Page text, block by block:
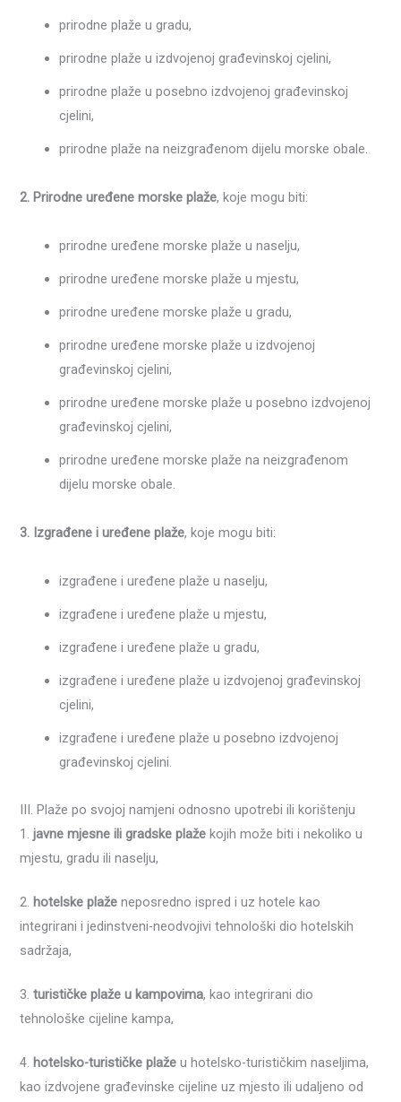
prirodne plaže u gradu,
prirodne plaže u izdvojenoj građevinskoj cjelini,
prirodne plaže u posebno izdvojenoj građevinskoj
cjelini,
prirodne plaže na neizgrađenom dijelu morske obale.
2. Prirodne uređene morske plaže, koje mogu biti:
prirodne uređene morske plaže u naselju,
prirodne uređene morske plaže u mjestu,
prirodne uređene morske plaže u gradu,
prirodne uređene morske plaže u izdvojenoj
građevinskoj cjelini,
prirodne uređene morske plaže u posebno izdvojenoj
građevinskoj cjelini,
prirodne uređene morske plaže na neizgrađenom
dijelu morske obale.
3. Izgrađene i uređene plaže, koje mogu biti:
izgrađene i uređene plaže u naselju,
izgrađene i uređene plaže u mjestu,
izgrađene i uređene plaže u gradu,
izgrađene i uređene plaže u izdvojenoj građevinskoj
cjelini,
izgrađene i uređene plaže u posebno izdvojenoj
građevinskoj cjelini.
III. Plaže po svojoj namjeni odnosno upotrebi ili korištenju
1.javne mjesne ili gradske plaže kojih može biti i nekoliko u
mjestu, gradu ili naselju,
2. hotelske plaže neposredno ispred i uz hotele kao
integrirani i jedinstveni-neodvojivi tehnološki dio hotelskih
sadržaja,
3.turističke plaže u kampovima, kao integrirani dio
tehnološke cijeline kampa,
4. hotelsko-turističke plaže u hotelsko-turističkim naseljima,
kao izdvojene građevinske cijeline uz mjesto ili udaljeno od